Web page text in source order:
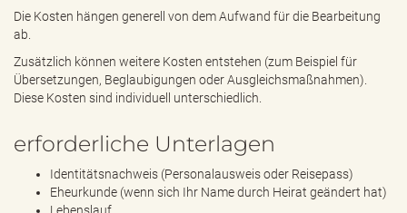
Die Kosten hängen generell von dem Aufwand für die Bearbeitung
ab.
Zusätzlich können weitere Kosten entstehen (zum Beispiel für
Übersetzungen, Beglaubigungen oder Ausgleichsmaßnahmen).
Diese Kosten sind individuell unterschiedlich.
erforderliche Unterlagen
Identitätsnachweis (Personalausweis oder Reisepass)
Eheurkunde (wenn sich Ihr Name durch Heirat geändert hat)